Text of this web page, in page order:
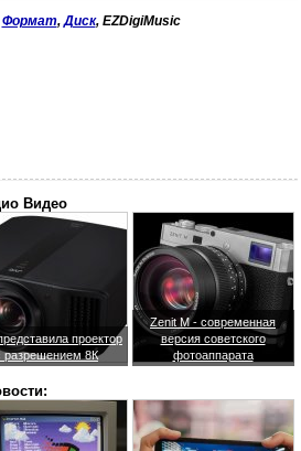
Формат, Диск, EZDigiMusic
Видео
проектор
разрешением 8К
Zenit M - современная
версия советского
фотоаппарата